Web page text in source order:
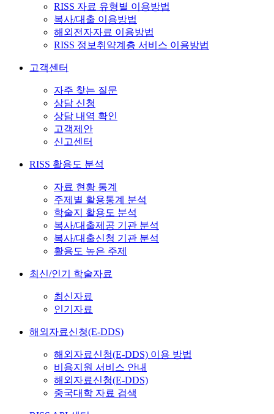
RISS 자료 유형별 이용방법
복사/대출 이용방법
해외전자자료 이용방법
RISS 정보취약계층 서비스 이용방법
고객센터
자주 찾는 질문
상담 신청
상담 내역 확인
고객제안
신고센터
RISS 활용도 분석
자료 현황 통계
주제별 활용통계 분석
학술지 활용도 분석
복사/대출제공 기관 분석
복사/대출신청 기관 분석
활용도 높은 주제
최신/인기 학술자료
최신자료
인기자료
해외자료신청(E-DDS)
해외자료신청(E-DDS) 이용 방법
비용지원 서비스 안내
해외자료신청(E-DDS)
중국대학 자료 검색